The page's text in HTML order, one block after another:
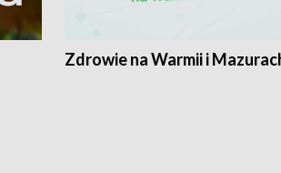
Zdrowie na Warmii i